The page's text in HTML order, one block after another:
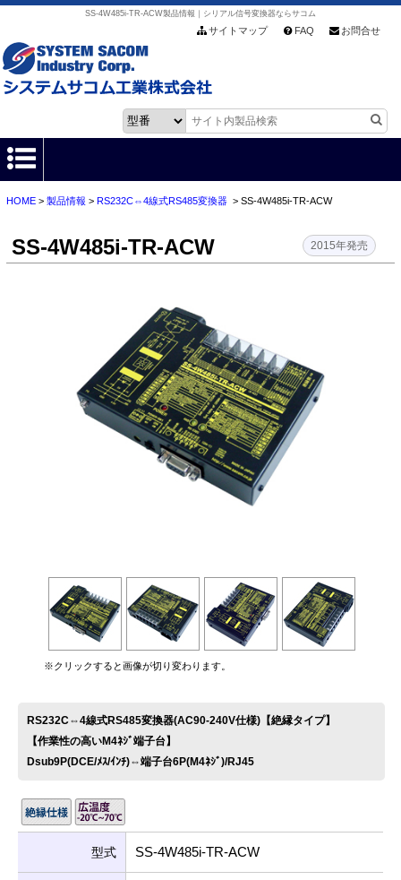
SS-4W485i-TR-ACW製品情報｜シリアル信号変換器ならサコム
サイトマップ FAQ お問合せ
HOME
製品情報
お客様サポート
会社情報
お問い合わせ
HOME> 製品情報 > RS232C⇔4線式RS485変換器> SS-4W485i-TR-ACW
SS-4W485i-TR-ACW 2015年発売
※クリックすると画像が切り変わります。
RS232C⇔4線式RS485変換器(AC90-240V仕様)【絶縁タイプ】
【作業性の高いM4ﾈｼﾞ端子台】
Dsub9P(DCE/ﾒｽ/ｲﾝﾁ)⇔端子台6P(M4ﾈｼﾞ)/RJ45
型式 SS-4W485i-TR-ACW